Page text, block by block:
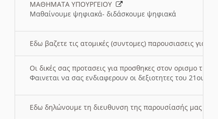
ΜΑΘΗΜΑΤΑ ΥΠΟΥΡΓΕΙΟΥ
Μαθαίνουμε ψηφιακά- διδάσκουμε ψηφιακά
Εδω βαζετε τις ατομικές (συντομες) παρουσιασεις για
Οι δικές σας προτασεις για προσθηκες στον ορισμο
Φαινεται να σας ενδιαφερουν οι δεξιοτητες του 21ου
Εδω δηλώνουμε τη διευθυνση της παρουσίασής μας